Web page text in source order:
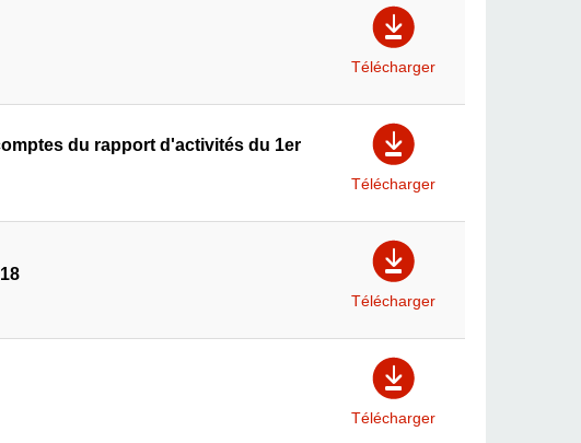
Télécharger
du rapport d'activités du 1er
Télécharger
Télécharger
Télécharger